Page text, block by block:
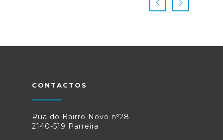
CONTACTOS
Rua do Bairro Novo nº28
2140-519 Parreira